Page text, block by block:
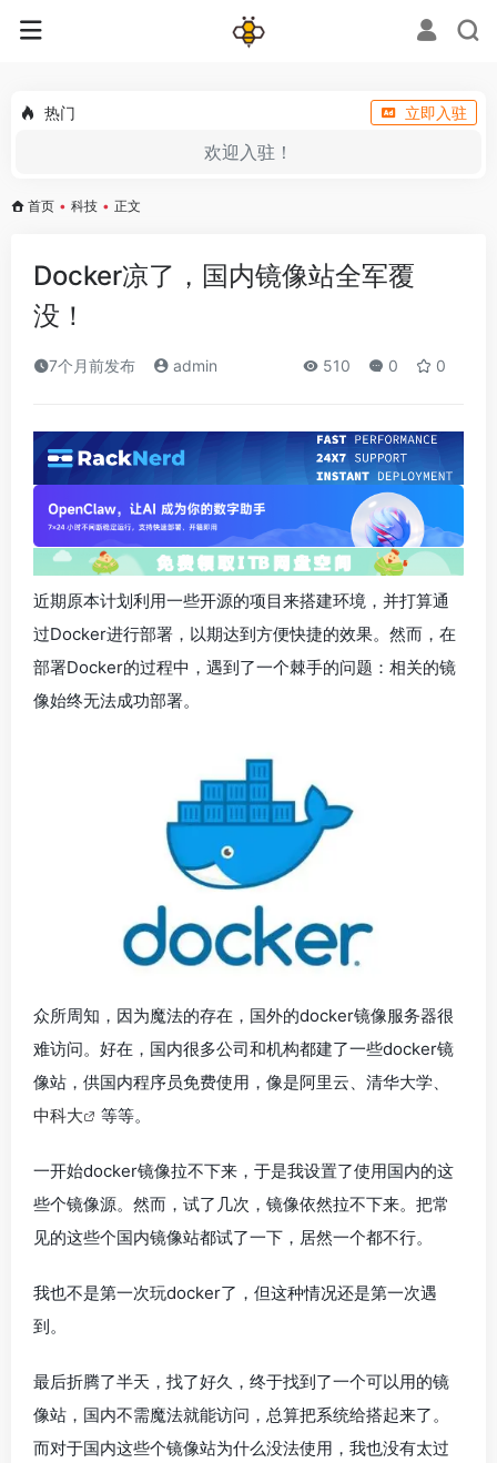
热门 立即入驻
欢迎入驻！
首页 • 科技 • 正文
Docker凉了，国内镜像站全军覆
没！
7个月前发布 admin 510 0 0
近期原本计划利用一些开源的项目来搭建环境，并打算通
过Docker进行部署，以期达到方便快捷的效果。然而，在
部署Docker的过程中，遇到了一个棘手的问题：相关的镜
像始终无法成功部署。
众所周知，因为魔法的存在，国外的docker镜像服务器很
难访问。好在，国内很多公司和机构都建了一些docker镜
像站，供国内程序员免费使用，像是阿里云、清华大学、
中科大
等等。
一开始docker镜像拉不下来，于是我设置了使用国内的这
些个镜像源。然而，试了几次，镜像依然拉不下来。把常
见的这些个国内镜像站都试了一下，居然一个都不行。
我也不是第一次玩docker了，但这种情况还是第一次遇
到。
最后折腾了半天，找了好久，终于找到了一个可以用的镜
像站，国内不需魔法就能访问，总算把系统给搭起来了。
而对于国内这些个镜像站为什么没法使用，我也没有太过